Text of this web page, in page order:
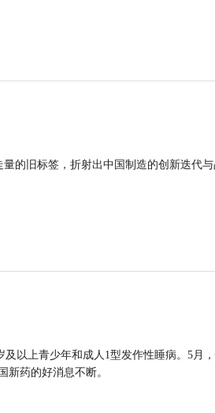
的旧标签，折射出中国制造的创新迭代
以上青少年和成人1型发作性睡病。5月
药的好消息不断。